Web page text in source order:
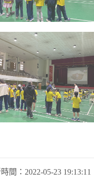
間： 2022-05-23 19:13:11